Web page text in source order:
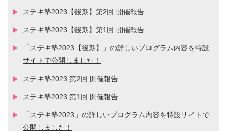
ステキ塾2023【後期】第2回 開催報告
ステキ塾2023【後期】第1回 開催報告
「ステキ塾2023【後期】」の詳しいプログラム内容を特設
サイトで公開しました！
ステキ塾2023 第2回 開催報告
ステキ塾2023 第1回 開催報告
「ステキ塾2023」の詳しいプログラム内容を特設サイトで
公開しました！